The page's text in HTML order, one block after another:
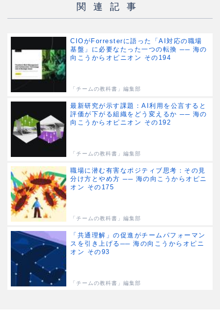
関連記事
CIOがForresterに語った「AI対応の職場
基盤」に必要なたった一つの転換 ── 海の
向こうからオピニオン その194
「チームの教科書」編集部
最新研究が示す課題：AI利用を公言すると
評価が下がる組織をどう変えるか ── 海の
向こうからオピニオン その192
「チームの教科書」編集部
職場に潜む有害なポジティブ思考：その見
分け方とやめ方 ── 海の向こうからオピニ
オン その175
「チームの教科書」編集部
「共通理解」の促進がチームパフォーマン
スを引き上げる── 海の向こうからオピニ
オン その93
「チームの教科書」編集部